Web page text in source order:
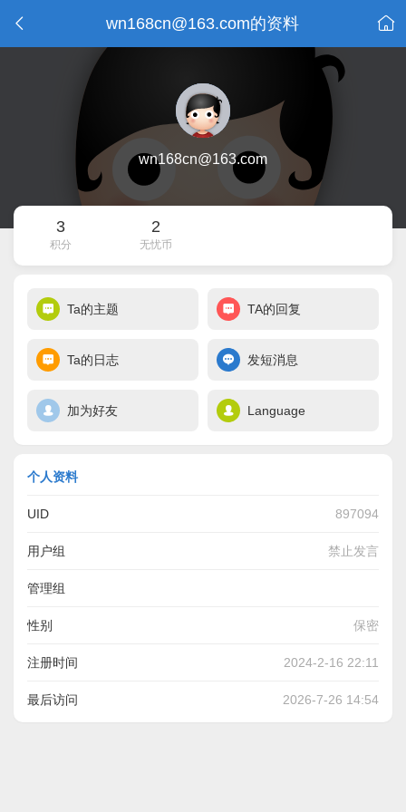
wn168cn@163.com的资料
wn168cn@163.com
3
积分
2
无忧币
Ta的主题 TA的回复
Ta的日志 发短消息
加为好友 Language
个人资料
UID 897094
用户组 禁止发言
管理组
性别 保密
注册时间 2024-2-16 22:11
最后访问 2026-7-26 14:54